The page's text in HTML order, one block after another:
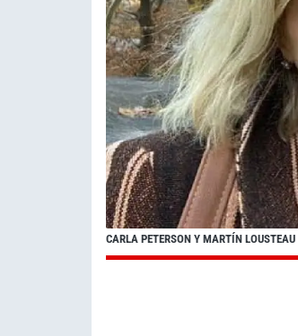
CARLA PETERSON Y MARTÍN LOUSTEAU